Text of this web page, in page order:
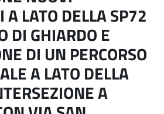
LATO DELLA SP72
DI GHIARDO E
DI UN PERCORSO
A LATO DELLA
A